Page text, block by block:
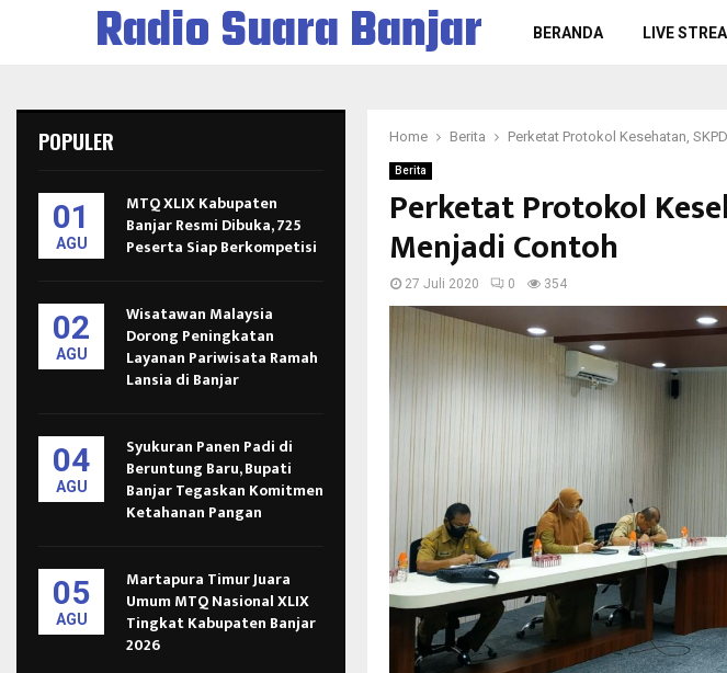
Radio Suara Banjar BERANDA LIVE
Home Berita Perketat Protokol Kesehatan,
Berita
Perketat Protokol
Menjadi Contoh
27 Juli 2020 0 354
POPULER
01
AGU
MTQ XLIX Kabupaten
Banjar Resmi Dibuka, 725
Peserta Siap Berkompetisi
02
AGU
Wisatawan Malaysia
Dorong Peningkatan
Layanan Pariwisata Ramah
Lansia di Banjar
04
AGU
Syukuran Panen Padi di
Beruntung Baru, Bupati
Banjar Tegaskan Komitmen
Ketahanan Pangan
05
AGU
Martapura Timur Juara
Umum MTQ Nasional XLIX
Tingkat Kabupaten Banjar
2026